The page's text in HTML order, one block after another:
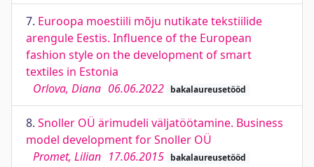
7. Euroopa moestiili mõju nutikate tekstiilide
arengule Eestis. Influence of the European
fashion style on the development of smart
textiles in Estonia
Orlova, Diana 06.06.2022 bakalaureusetööd
8. Snoller OÜ ärimudeli väljatöötamine. Business
model development for Snoller OÜ
Promet, Lilian 17.06.2015 bakalaureusetööd